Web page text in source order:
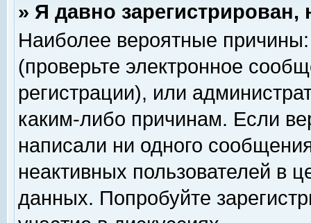
» Я давно
Наиболее вероятные
(проверьте электронное
регистрации), или
каким-либо причинам. Если
написали ни одного
неактивных пользователей в
данных. Попробуйте